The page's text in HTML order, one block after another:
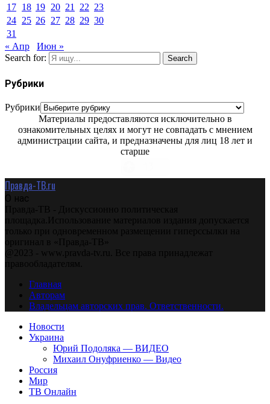
17 18 19 20 21 22 23
24 25 26 27 28 29 30
31
« Апр
Июн »
Search for:
Search
Рубрики
Рубрики
Материалы предоставляются исключительно в
ознакомительных целях и могут не совпадать с мнением
администрации сайта, и предназначены для лиц 18 лет и
старше
Правда-ТВ.ru
О нас
Правда-ТВ - Дискуссионно политическая
площадка.Использование материалов издания допускается
только при одновременном размещении гиперссылки на
оригинал в «Правда-ТВ»
@2023 - www.pravda-tv.ru. Все права принадлежат
правообладателям.
Главная
Авторам
Владельцам авторских прав. Ответственности.
Новости
Украина
Юрий Подоляка — ВИДЕО
Михаил Онуфриенко — Видео
Россия
Мир
ТВ Онлайн